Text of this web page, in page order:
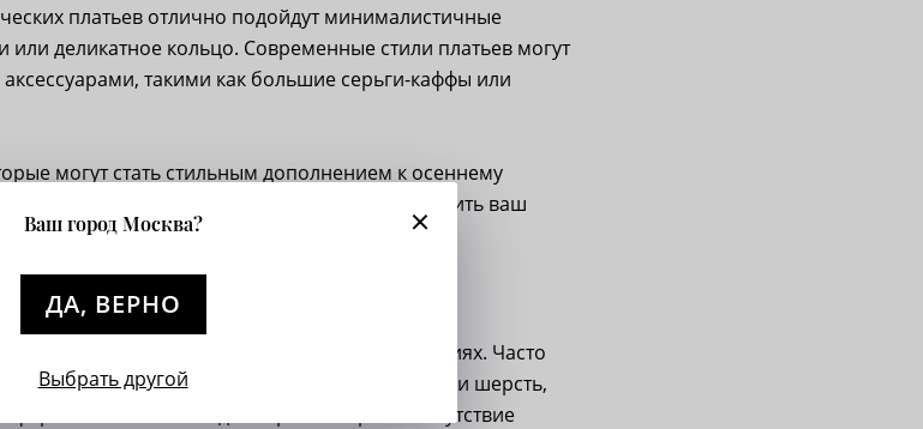
платьев отлично подойдут минималистичные
или деликатное кольцо. Современные стили платьев могут
такими как большие серьги-каффы или
могут стать стильным дополнением к осеннему
и повязок, головные уборы помогут завершить ваш
в их минималистичных деталях и чистых линиях. Часто
материалов, таких как трикотаж, хлопок или шерсть,
в течение всего дня. Простые крои и отсутствие
Ваш город Москва?
ДА, ВЕРНО
Выбрать другой